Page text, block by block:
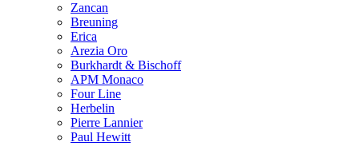
Zancan
Breuning
Erica
Arezia Oro
Burkhardt & Bischoff
APM Monaco
Four Line
Herbelin
Pierre Lannier
Paul Hewitt